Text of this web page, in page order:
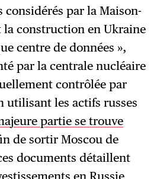
considérés par la Maison-
la construction en Ukraine
centre de données »,
par la centrale nucléaire
contrôlée par
utilisant les actifs russes
partie se trouve
de sortir Moscou de
documents détaillent
en Russie